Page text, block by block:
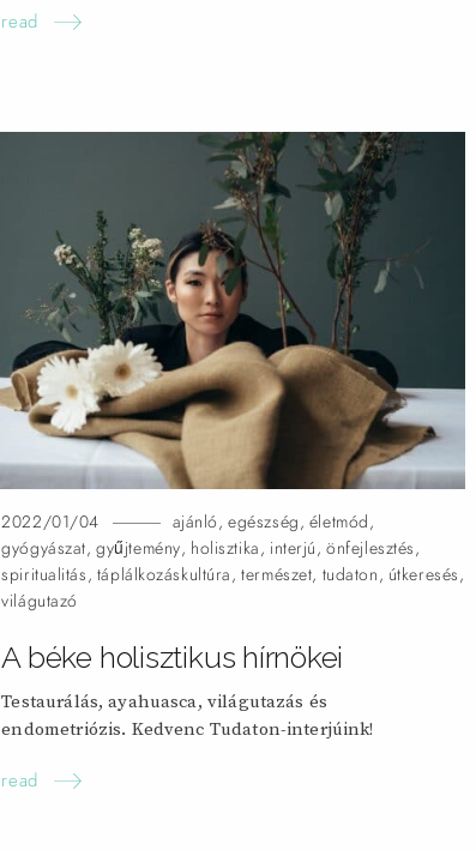
read
2022/01/04 ajánló,egészség, életmód,
gyógyászat,gyűjtemény, holisztika, interjú,önfejlesztés,
spiritualitás, táplálkozáskultúra,természet, tudaton, útkeresés,
világutazó
A béke holisztikus hírnökei
Testaurálás, ayahuasca, világutazás és
endometriózis. Kedvenc Tudaton-interjúink!
read